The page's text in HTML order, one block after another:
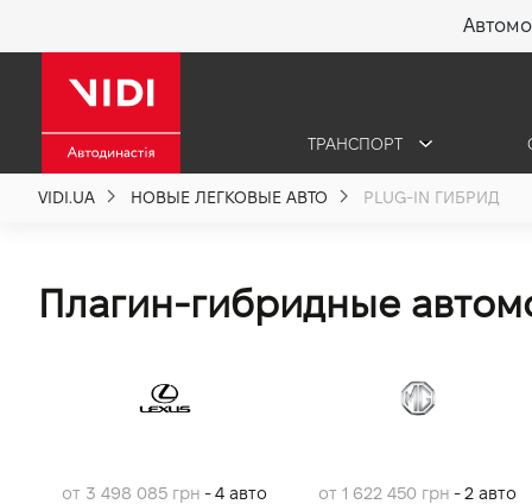
ТРАНСПОРТ
VIDI.UA НОВЫЕ ЛЕГКОВЫЕ АВТО PLUG-IN ГИБРИД
Плагин-гибридные
от 3 498 085 грн - 4 авто от 1 622 450 грн - 2 авто
О компании
Новости
Политика качества